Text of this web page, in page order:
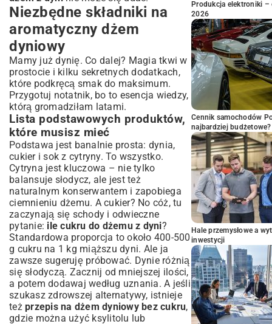
Niezbędne składniki na
aromatyczny dżem
dyniowy
Mamy już dynię. Co dalej? Magia tkwi w
prostocie i kilku sekretnych dodatkach,
które podkręcą smak do maksimum.
Przygotuj notatnik, bo to esencja wiedzy,
którą gromadziłam latami.
Lista podstawowych produktów,
które musisz mieć
Podstawa jest banalnie prosta: dynia,
cukier i sok z cytryny. To wszystko.
Cytryna jest kluczowa – nie tylko
balansuje słodycz, ale jest też
naturalnym konserwantem i zapobiega
ciemnieniu dżemu. A cukier? No cóż, tu
zaczynają się schody i odwieczne
pytanie: ile cukru do dżemu z dyni?
Standardowa proporcja to około 400-500
g cukru na 1 kg miąższu dyni. Ale ja
zawsze sugeruję próbować. Dynie różnią
się słodyczą. Zacznij od mniejszej ilości,
a potem dodawaj według uznania. A jeśli
szukasz zdrowszej alternatywy, istnieje
też przepis na dżem dyniowy bez cukru,
gdzie można użyć ksylitolu lub
Produkcja elektroniki –
2026
Cennik samochodów
najbardziej budżetowe?
Hale przemysłowe a
inwestycji